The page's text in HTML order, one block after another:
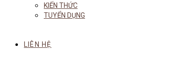
KIẾN THỨC
TUYỂN DỤNG
LIÊN HỆ